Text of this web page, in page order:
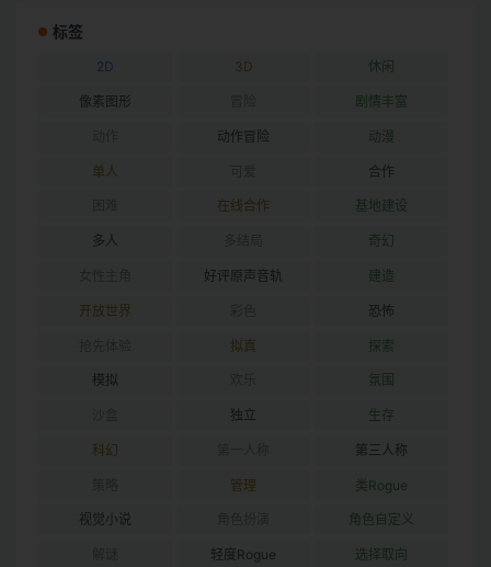
标签
2D 3D 休闲
像素图形 剧情丰富
动作冒险 动漫
单人 合作
在线合作 基地建设
多人 奇幻
好评原声音轨 建造
开放世界 恐怖
拟真 探索
模拟 氛围
独立 生存
科幻 第三人称
管理 类Rogue
视觉小说 角色自定义
轻度Rogue 选择取向